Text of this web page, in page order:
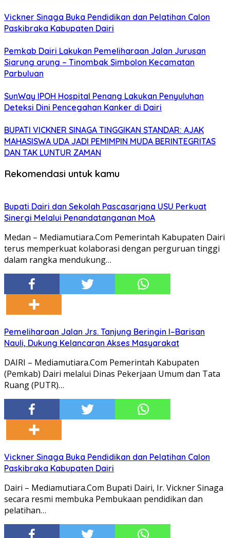
Vickner Sinaga Buka Pendidikan dan Pelatihan Calon
Paskibraka Kabupaten Dairi
Pemkab Dairi Lakukan Pemeliharaan Jalan Jurusan
Siarung arung – Tinombak Simbolon Kecamatan
Parbuluan
SunWay IPOH Hospital Penang Lakukan Penyuluhan
Deteksi Dini Pencegahan Kanker di Dairi
BUPATI VICKNER SINAGA TINGGIKAN STANDAR: AJAK
MAHASISWA UDA JADI PEMIMPIN MUDA BERINTEGRITAS
DAN TAK LUNTUR ZAMAN
Rekomendasi untuk kamu
Bupati Dairi dan Sekolah Pascasarjana USU Perkuat
Sinergi Melalui Penandatanganan MoA
Medan – Mediamutiara.Com Pemerintah Kabupaten Dairi
terus memperkuat kolaborasi dengan perguruan tinggi
dalam rangka mendukung…
Pemeliharaan Jalan Jrs. Tanjung Beringin I–Barisan
Nauli, Dukung Kelancaran Akses Masyarakat
DAIRI – Mediamutiara.Com Pemerintah Kabupaten
(Pemkab) Dairi melalui Dinas Pekerjaan Umum dan Tata
Ruang (PUTR)…
Vickner Sinaga Buka Pendidikan dan Pelatihan Calon
Paskibraka Kabupaten Dairi
Dairi – Mediamutiara.Com Bupati Dairi, Ir. Vickner Sinaga
secara resmi membuka Pembukaan pendidikan dan
pelatihan…